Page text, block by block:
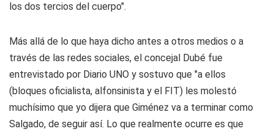
los dos tercios del cuerpo".
Más allá de lo que haya dicho antes a otros medios o a
través de las redes sociales, el concejal Dubé fue
entrevistado por Diario UNO y sostuvo que "a ellos
(bloques oficialista, alfonsinista y el FIT) les molestó
muchísimo que yo dijera que Giménez va a terminar como
Salgado, de seguir así. Lo que realmente ocurre es que